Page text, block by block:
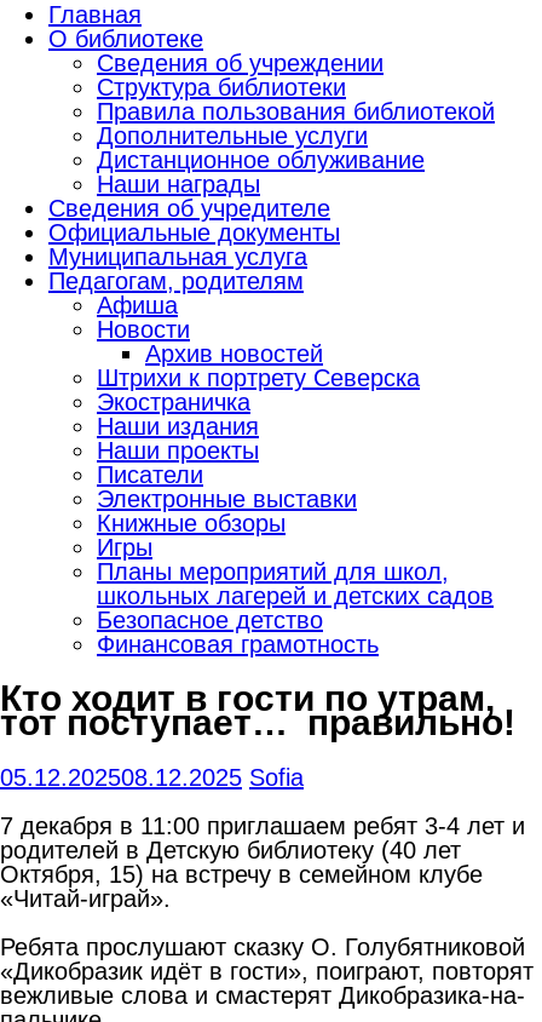
Главная
О библиотеке
Сведения об учреждении
Структура библиотеки
Правила пользования библиотекой
Дополнительные услуги
Дистанционное облуживание
Наши награды
Сведения об учредителе
Официальные документы
Муниципальная услуга
Педагогам, родителям
Афиша
Новости
Архив новостей
Штрихи к портрету Северска
Экостраничка
Наши издания
Наши проекты
Писатели
Электронные выставки
Книжные обзоры
Игры
Планы мероприятий для школ,
школьных лагерей и детских садов
Безопасное детство
Финансовая грамотность
Кто ходит в гости по утрам,
тот поступает… правильно!
05.12.202508.12.2025 Sofia
7 декабря в 11:00 приглашаем ребят 3-4 лет и
родителей в Детскую библиотеку (40 лет
Октября, 15) на встречу в семейном клубе
«Читай-играй».
Ребята прослушают сказку О. Голубятниковой
«Дикобразик идёт в гости», поиграют, повторят
вежливые слова и смастерят Дикобразика-на-